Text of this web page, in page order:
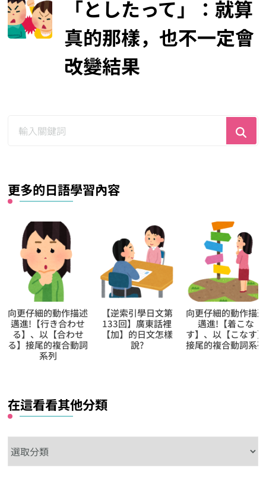
「としたって」：就算
真的那樣，也不一定會
改變結果
更多的日語學習內容
【逆索引學日文第
133回】廣東話裡
【加】的日文怎樣
說?
向更仔細的動作描述
邁進!【着こな
す】、以【こなす】
接尾的複合動詞系列
向更仔細的動作描述
邁進!【結い上げ
る】、以【上げる】
接尾的複合動詞系列
在這看看其他分類
這